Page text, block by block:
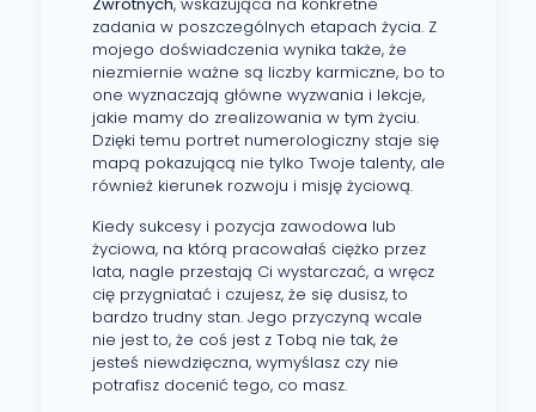
zadania w poszczególnych etapach życia. Z
mojego doświadczenia wynika także, że
niezmiernie ważne są liczby karmiczne, bo to
one wyznaczają główne wyzwania i lekcje,
jakie mamy do zrealizowania w tym życiu.
Dzięki temu portret numerologiczny staje się
mapą pokazującą nie tylko Twoje talenty, ale
również kierunek rozwoju i misję życiową.
Kiedy sukcesy i pozycja zawodowa lub
życiowa, na którą pracowałaś ciężko przez
lata, nagle przestają Ci wystarczać, a wręcz
cię przygniatać i czujesz, że się dusisz, to
bardzo trudny stan. Jego przyczyną wcale
nie jest to, że coś jest z Tobą nie tak, że
jesteś niewdzięczna, wymyślasz czy nie
potrafisz docenić tego, co masz.